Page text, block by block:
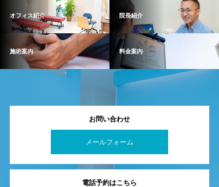
オフィス紹介 院長紹介
施術案内 料金案内
お問い合わせ
メールフォーム
電話予約はこちら